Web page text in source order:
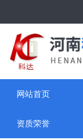
网站首页
资质荣誉